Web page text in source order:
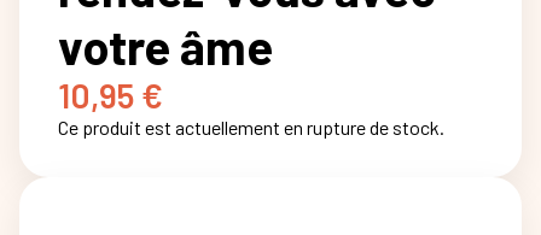
votre âme
10,95 €
Ce produit est actuellement en rupture de stock.